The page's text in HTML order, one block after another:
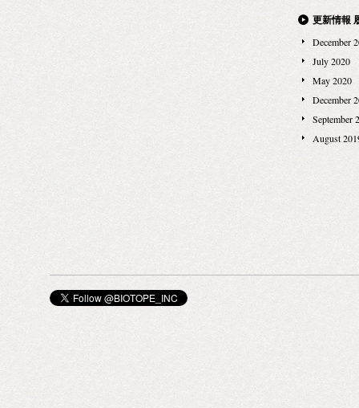
更新情報
December
July 2020
May 2020
December
September
August